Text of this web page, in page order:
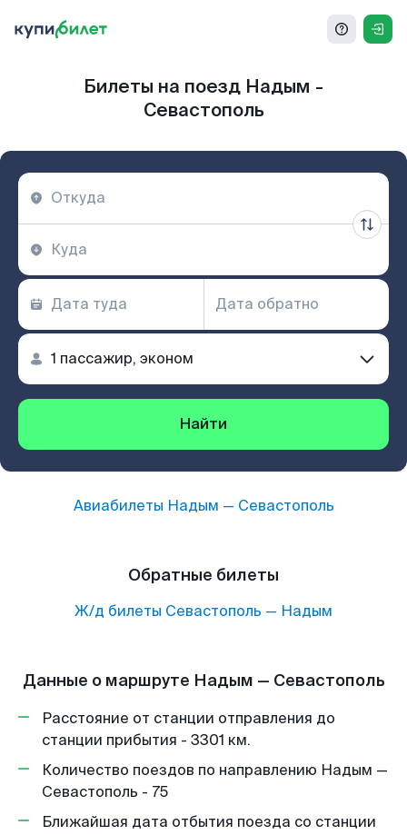
Билеты на поезд Надым -
Севастополь
Найти
Авиабилеты Надым — Севастополь
Обратные билеты
Ж/д билеты Севастополь — Надым
Данные о маршруте Надым — Севастополь
Расстояние от станции отправления до
станции прибытия - 3301 км.
Количество поездов по направлению Надым —
Севастополь - 75
Ближайшая дата отбытия поезда со станции